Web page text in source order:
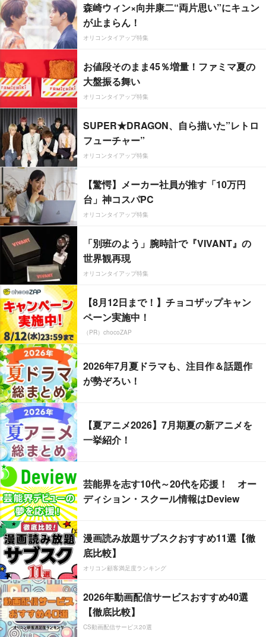
森崎ウィン×向井康二“両片思い”にキュン
が止まらん！
オリコンタイアップ特集
お値段そのまま45％増量！ファミマ夏の
大盤振る舞い
オリコンタイアップ特集
SUPER★DRAGON、自ら描いた”レトロ
フューチャー”
オリコンタイアップ特集
【驚愕】メーカー社員が推す「10万円
台」神コスパPC
オリコンタイアップ特集
「別班のよう」腕時計で『VIVANT』の
世界観再現
オリコンタイアップ特集
【8月12日まで！】チョコザップキャン
ペーン実施中！
（PR）chocoZAP
2026年7月夏ドラマも、注目作＆話題作
が勢ぞろい！
【夏アニメ2026】7月期夏の新アニメを
一挙紹介！
芸能界を志す10代～20代を応援！ オー
ディション・スクール情報はDeview
漫画読み放題サブスクおすすめ11選【徹
底比較】
オリコン顧客満足度ランキング
2026年動画配信サービスおすすめ40選
【徹底比較】
CS動画配信サービス20選